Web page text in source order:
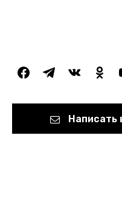
facebooktelegramvkontakte
Написать